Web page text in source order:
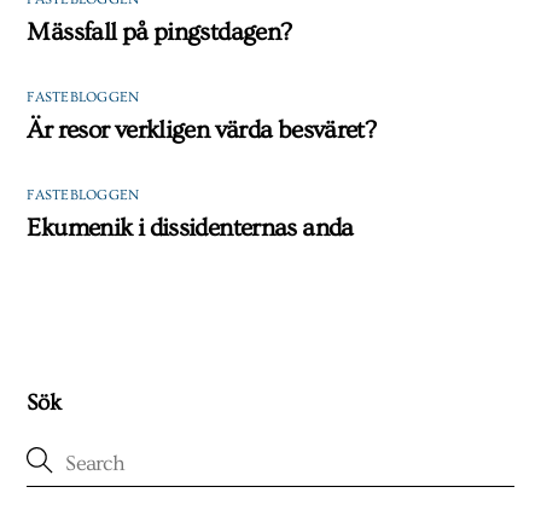
Mässfall på pingstdagen?
FASTEBLOGGEN
Är resor verkligen värda besväret?
FASTEBLOGGEN
Ekumenik i dissidenternas anda
Sök